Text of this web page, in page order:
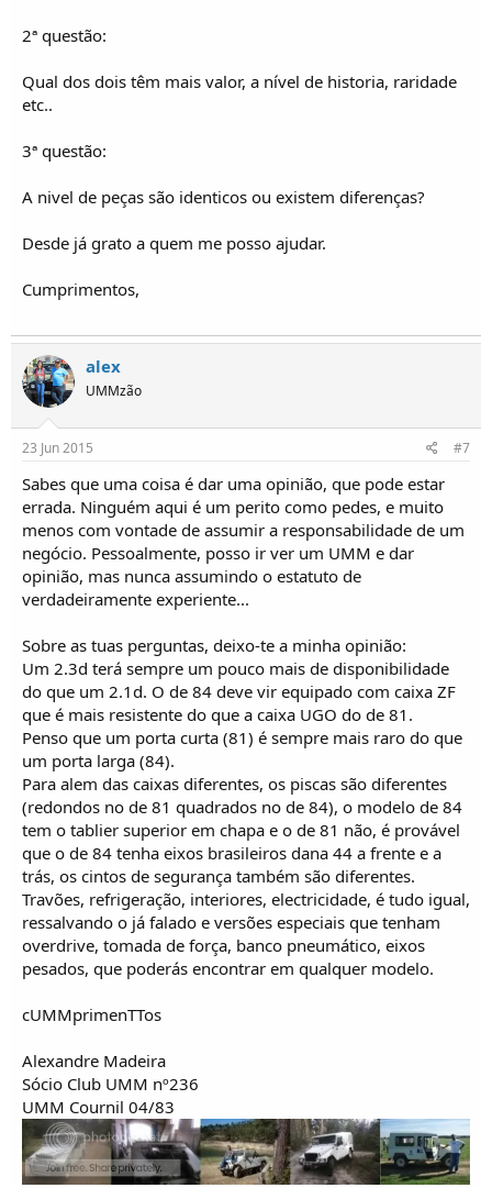
2ª questão:
Qual dos dois têm mais valor, a nível de historia, raridade
etc..
3ª questão:
A nivel de peças são identicos ou existem diferenças?
Desde já grato a quem me posso ajudar.
Cumprimentos,
alex
UMMzão
23 Jun 2015 #7
Sabes que uma coisa é dar uma opinião, que pode estar
errada. Ninguém aqui é um perito como pedes, e muito
menos com vontade de assumir a responsabilidade de um
negócio. Pessoalmente, posso ir ver um UMM e dar
opinião, mas nunca assumindo o estatuto de
verdadeiramente experiente...
Sobre as tuas perguntas, deixo-te a minha opinião:
Um 2.3d terá sempre um pouco mais de disponibilidade
do que um 2.1d. O de 84 deve vir equipado com caixa ZF
que é mais resistente do que a caixa UGO do de 81.
Penso que um porta curta (81) é sempre mais raro do que
um porta larga (84).
Para alem das caixas diferentes, os piscas são diferentes
(redondos no de 81 quadrados no de 84), o modelo de 84
tem o tablier superior em chapa e o de 81 não, é provável
que o de 84 tenha eixos brasileiros dana 44 a frente e a
trás, os cintos de segurança também são diferentes.
Travões, refrigeração, interiores, electricidade, é tudo igual,
ressalvando o já falado e versões especiais que tenham
overdrive, tomada de força, banco pneumático, eixos
pesados, que poderás encontrar em qualquer modelo.
cUMMprimenTTos
Alexandre Madeira
Sócio Club UMM nº236
UMM Cournil 04/83